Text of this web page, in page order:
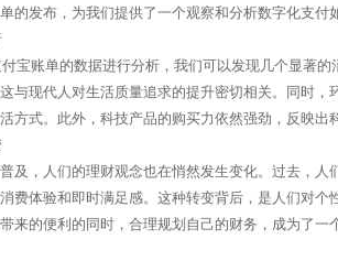
的发布，为我们提供了一个观察和分析数字化支付
宝账单的数据进行分析，我们可以发现几个显著
与现代人对生活质量追求的提升密切相关。同时，
方式。此外，科技产品的购买力依然强劲，反映出
及，人们的理财观念也在悄然发生变化。过去，人
费体验和即时满足感。这种转变背后，是人们对个
来的便利的同时，合理规划自己的财务，成为了一